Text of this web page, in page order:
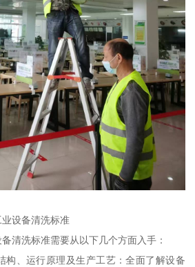
设备清洗标准
清洗标准需要从以下几个方面入手：
构、运行原理及生产工艺：全面了解设备